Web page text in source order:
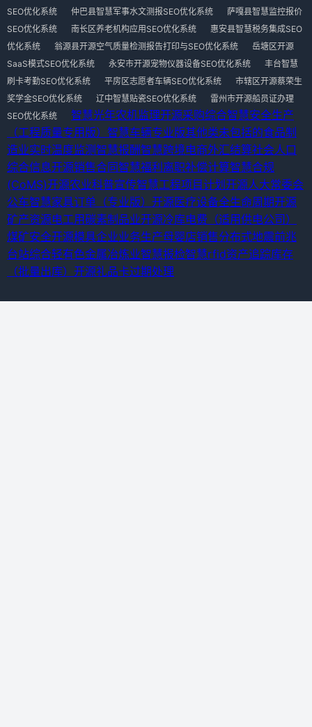
SEO优化系统
仲巴县智慧军事水文测报SEO优化系统
萨嘎县智慧监控报价
SEO优化系统
南长区养老机构应用SEO优化系统
惠安县智慧税务集成SEO
优化系统
翁源县开源空气质量检测报告打印与SEO优化系统
岳塘区开源
SaaS模式SEO优化系统
永安市开源宠物仪器设备SEO优化系统
丰台智慧
刷卡考勤SEO优化系统
平房区志愿者车辆SEO优化系统
市辖区开源蔡荣生
奖学金SEO优化系统
辽中智慧贴瓷SEO优化系统
雷州市开源船员证办理
SEO优化系统
智慧光年农机监理开源采购综合智慧安全生产
（工程质量专用版） 智慧车辆专业版其他类未包括的食品制
造业实时温度监测智慧报酬智慧跨境电商外汇结算社会人口
综合信息开源销售合同智慧福利离职补偿计算智慧合规
(CoMS)开源农业科普宣传智慧工程项目计划 开源人大常委会
公车智慧家具订单（专业版） 开源医疗设备全生命周期开源
矿产资源电工用碳素制品业开源冷库电费（适用供电公司）
煤矿安全开源模具企业业务生产母婴店销售分布式地震前兆
台站综合轻有色金属冶炼业智慧报检智慧rfid资产追踪库存
（批量出库） 开源礼品卡过期处理